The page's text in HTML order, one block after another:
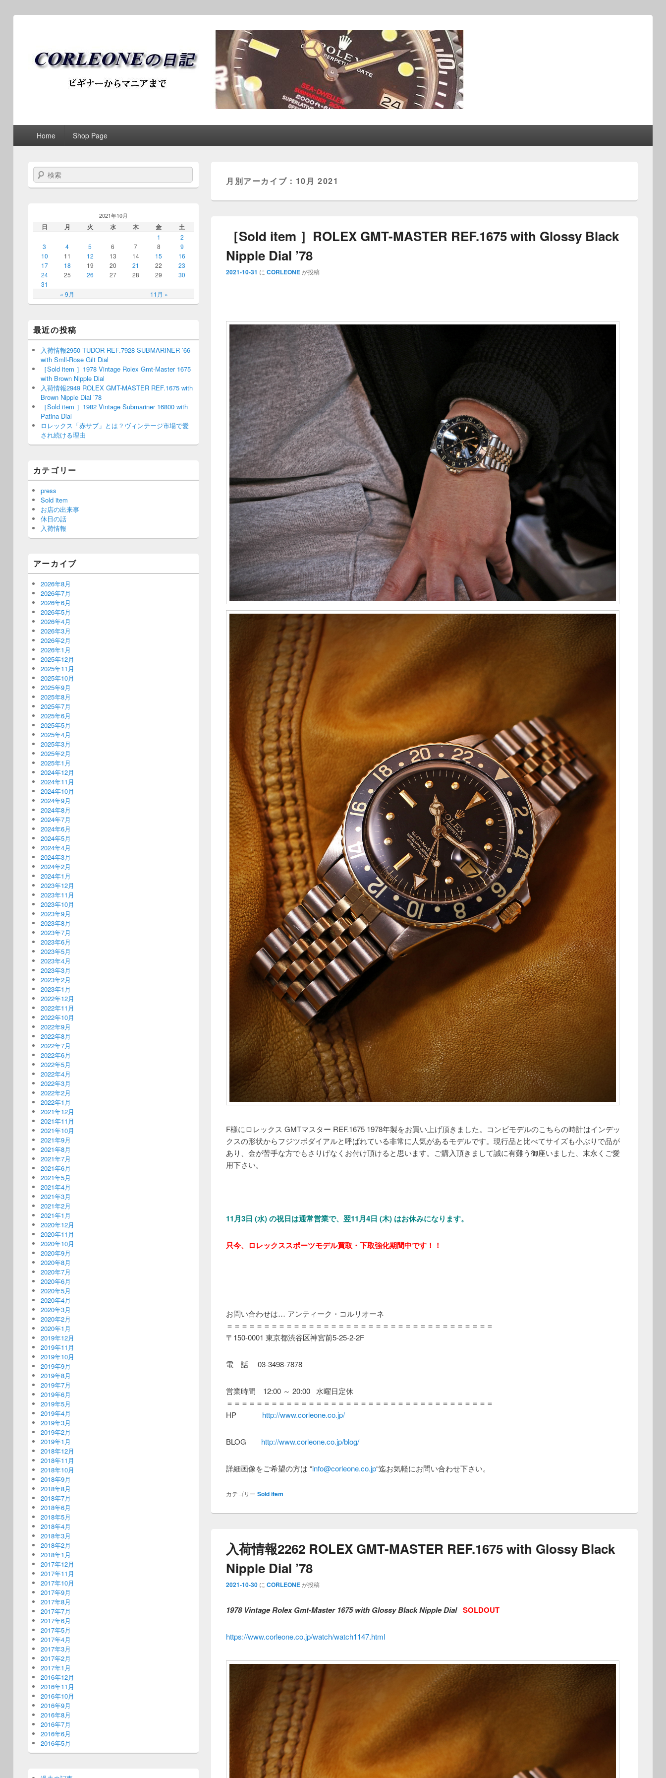
ブログ / アンティークロレックス│CORLEONE
第1メニュー第1メニューのコンテンツまでスキップ
第2メニューのコンテンツまでスキップ
Home Shop Page
月別アーカイブ： 10月 2021
［Sold item ］ROLEX GMT-MASTER REF.1675 with Glossy Black
Nipple Dial ’78
2021-10-31 に CORLEONEが投稿
F様にロレックス GMTマスター REF.1675 1978年製をお買い上げ頂きました。コンビモデルのこちらの時計はインデッ
クスの形状からフジツボダイアルと呼ばれている非常に人気があるモデルです。現行品と比べてサイズも小ぶりで品が
あり、金が苦手な方でもさりげなくお付け頂けると思います。ご購入頂きまして誠に有難う御座いました、末永くご愛
用下さい。
11月3日 (水) の祝日は通常営業で、翌11月4日 (木) はお休みになります。
只今、ロレックススポーツモデル買取・下取強化期間中です！！
お問い合わせは… アンティーク・コルリオーネ
＝＝＝＝＝＝＝＝＝＝＝＝＝＝＝＝＝＝＝＝＝＝＝＝＝＝＝＝＝＝＝＝＝＝＝＝
〒150-0001 東京都渋谷区神宮前5-25-2-2F
電 話 03-3498-7878
営業時間 12:00 ～ 20:00 水曜日定休
＝＝＝＝＝＝＝＝＝＝＝＝＝＝＝＝＝＝＝＝＝＝＝＝＝＝＝＝＝＝＝＝＝＝＝＝
HP
http://www.corleone.co.jp/
BLOG http://www.corleone.co.jp/blog/
詳細画像をご希望の方は “info@corleone.co.jp“迄お気軽にお問い合わせ下さい。
カテゴリー Sold item
入荷情報2262 ROLEX GMT-MASTER REF.1675 with Glossy Black
Nipple Dial ’78
2021-10-30 に CORLEONEが投稿
1978 Vintage Rolex Gmt-Master 1675 with Glossy Black Nipple Dial SOLDOUT
https://www.corleone.co.jp/watch/watch1147.html
検索
2021年10月
日 月 火 水 木 金 土
« 9月 11月 »
1
2
3
4 5 6 7 8
9
10
11 12 13 14 15
16
17
18 19 20 21 22
23
24
25 26 27 28 29
30
31
最近の投稿
入荷情報2950 TUDOR REF.7928 SUBMARINER ’66
with Smll-Rose Gilt Dial
［Sold item ］1978 Vintage Rolex Gmt-Master 1675
with Brown Nipple Dial
入荷情報2949 ROLEX GMT-MASTER REF.1675 with
Brown Nipple Dial ’78
［Sold item ］1982 Vintage Submariner 16800 with
Patina Dial
ロレックス「赤サブ」とは？ヴィンテージ市場で愛
され続ける理由
カテゴリー
press
Sold item
お店の出来事
休日の話
入荷情報
アーカイブ
2026年8月
2026年7月
2026年6月
2026年5月
2026年4月
2026年3月
2026年2月
2026年1月
2025年12月
2025年11月
2025年10月
2025年9月
2025年8月
2025年7月
2025年6月
2025年5月
2025年4月
2025年3月
2025年2月
2025年1月
2024年12月
2024年11月
2024年10月
2024年9月
2024年8月
2024年7月
2024年6月
2024年5月
2024年4月
2024年3月
2024年2月
2024年1月
2023年12月
2023年11月
2023年10月
2023年9月
2023年8月
2023年7月
2023年6月
2023年5月
2023年4月
2023年3月
2023年2月
2023年1月
2022年12月
2022年11月
2022年10月
2022年9月
2022年8月
2022年7月
2022年6月
2022年5月
2022年4月
2022年3月
2022年2月
2022年1月
2021年12月
2021年11月
2021年10月
2021年9月
2021年8月
2021年7月
2021年6月
2021年5月
2021年4月
2021年3月
2021年2月
2021年1月
2020年12月
2020年11月
2020年10月
2020年9月
2020年8月
2020年7月
2020年6月
2020年5月
2020年4月
2020年3月
2020年2月
2020年1月
2019年12月
2019年11月
2019年10月
2019年9月
2019年8月
2019年7月
2019年6月
2019年5月
2019年4月
2019年3月
2019年2月
2019年1月
2018年12月
2018年11月
2018年10月
2018年9月
2018年8月
2018年7月
2018年6月
2018年5月
2018年4月
2018年3月
2018年2月
2018年1月
2017年12月
2017年11月
2017年10月
2017年9月
2017年8月
2017年7月
2017年6月
2017年5月
2017年4月
2017年3月
2017年2月
2017年1月
2016年12月
2016年11月
2016年10月
2016年9月
2016年8月
2016年7月
2016年6月
2016年5月